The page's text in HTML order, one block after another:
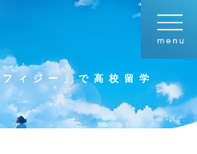
ィジー」で高校留学